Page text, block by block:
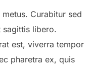
Curabitur sed
sagittis libero.
est, viverra tempor
pharetra ex, quis